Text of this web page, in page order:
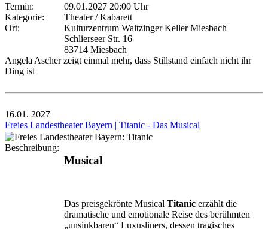
Termin:
09.01.2027 20:00 Uhr
Kategorie:
Theater / Kabarett
Ort:
Kulturzentrum Waitzinger Keller Miesbach
Schlierseer Str. 16
83714 Miesbach
Angela Ascher zeigt einmal mehr, dass Stillstand einfach nicht ihr
Ding ist
16.01. 2027
Freies Landestheater Bayern | Titanic - Das Musical
Beschreibung:
Musical
Das preisgekrönte Musical Titanic erzählt die
dramatische und emotionale Reise des berühmten
„unsinkbaren“ Luxusliners, dessen tragisches